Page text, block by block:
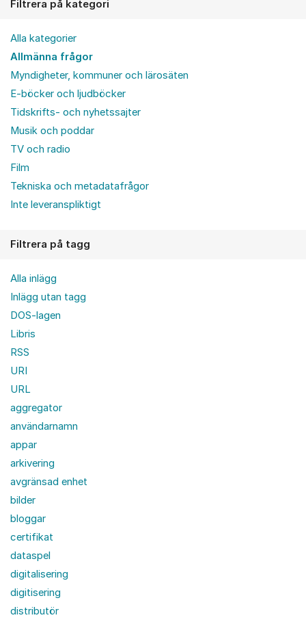
Filtrera på kategori
Alla kategorier
Allmänna frågor
Myndigheter, kommuner och lärosäten
E-böcker och ljudböcker
Tidskrifts- och nyhetssajter
Musik och poddar
TV och radio
Film
Tekniska och metadatafrågor
Inte leveranspliktigt
Filtrera på tagg
Alla inlägg
Inlägg utan tagg
DOS-lagen
Libris
RSS
URI
URL
aggregator
användarnamn
appar
arkivering
avgränsad enhet
bilder
bloggar
certifikat
dataspel
digitalisering
digitisering
distributör